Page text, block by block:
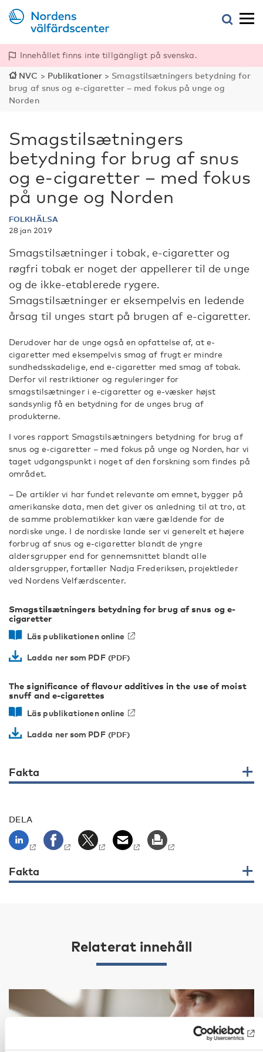
Innehållet finns inte tillgängligt på svenska.
NVC > Publikationer > Smagstilsætningers betydning for
brug af snus og e-cigaretter – med fokus på unge og
Norden
Smagstilsætningers
betydning for brug af snus
og e-cigaretter – med fokus
på unge og Norden
FOLKHÄLSA
28 jan 2019
Smagstilsætninger i tobak, e-cigaretter og
røgfri tobak er noget der appellerer til de unge
og de ikke-etablerede rygere.
Smagstilsætninger er eksempelvis en ledende
årsag til unges start på brugen af e-cigaretter.
Derudover har de unge også en opfattelse af, at e-
cigaretter med eksempelvis smag af frugt er mindre
sundhedsskadelige, end e-cigaretter med smag af tobak.
Derfor vil restriktioner og reguleringer for
smagstilsætninger i e-cigaretter og e-væsker højst
sandsynlig få en betydning for de unges brug af
produkterne.
I vores rapport Smagstilsætningers betydning for brug af
snus og e-cigaretter – med fokus på unge og Norden, har vi
taget udgangspunkt i noget af den forskning som findes på
området.
– De artikler vi har fundet relevante om emnet, bygger på
amerikanske data, men det giver os anledning til at tro, at
de samme problematikker kan være gældende for de
nordiske unge. I de nordiske lande ser vi generelt et højere
forbrug af snus og e-cigaretter blandt de yngre
aldersgrupper end for gennemsnittet blandt alle
aldersgrupper, fortæller Nadja Frederiksen, projektleder
ved Nordens Velfærdscenter.
Smagstilsætningers betydning for brug af snus og e-
cigaretter
Läs publikationen online
Ladda ner som PDF
The significance of flavour additives in the use of moist
snuff and e-cigarettes
Läs publikationen online
Ladda ner som PDF
Fakta
DELA
Fakta
Relaterat innehåll